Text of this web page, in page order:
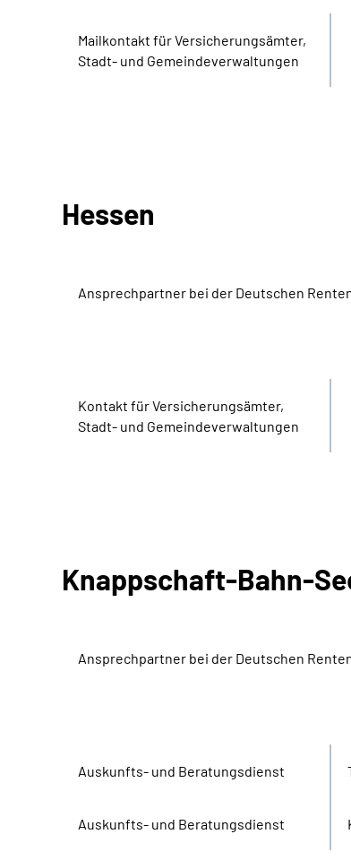
Mail­kontakt für Versicherungs­ämter,
Stadt- und Gemeinde­verwaltungen
Hessen
Ansprechpartner bei der Deutschen
Kontakt für Versicherungs­ämter,
Stadt- und Gemeinde­verwaltungen
Knappschaft-Bahn-
Ansprechpartner bei der Deutschen
Aus­kunfts- und Beratungs­dienst
Aus­kunfts- und Beratungs­dienst